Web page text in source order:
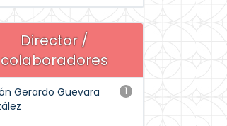
Director /
colaboradores
1
Gerardo Guevara